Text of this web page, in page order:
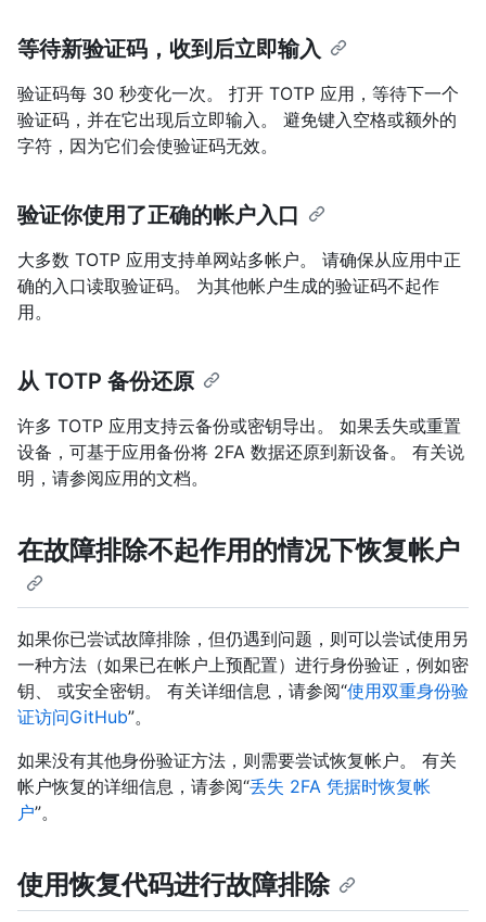
等待新验证码，收到后立即输入
验证码每 30 秒变化一次。 打开 TOTP 应用，等待下一个
验证码，并在它出现后立即输入。 避免键入空格或额外的
字符，因为它们会使验证码无效。
验证你使用了正确的帐户入口
大多数 TOTP 应用支持单网站多帐户。 请确保从应用中正
确的入口读取验证码。 为其他帐户生成的验证码不起作
用。
从 TOTP 备份还原
许多 TOTP 应用支持云备份或密钥导出。 如果丢失或重置
设备，可基于应用备份将 2FA 数据还原到新设备。 有关说
明，请参阅应用的文档。
在故障排除不起作用的情况下恢复帐户
如果你已尝试故障排除，但仍遇到问题，则可以尝试使用另
一种方法（如果已在帐户上预配置）进行身份验证，例如密
钥、 或安全密钥。 有关详细信息，请参阅“使用双重身份验
证访问GitHub”。
如果没有其他身份验证方法，则需要尝试恢复帐户。 有关
帐户恢复的详细信息，请参阅“丢失 2FA 凭据时恢复帐
户”。
使用恢复代码进行故障排除